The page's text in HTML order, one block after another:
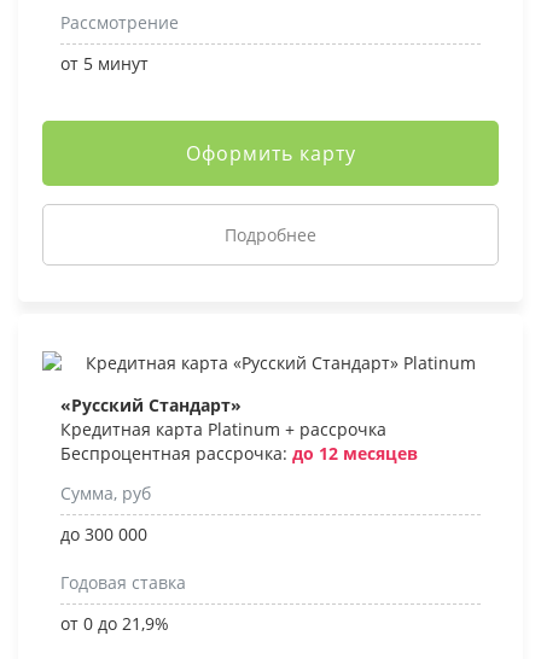
Рассмотрение
от 5 минут
Оформить карту
Подробнее
«Русский Стандарт»
Кредитная карта Platinum + рассрочка
Беспроцентная рассрочка: до 12 месяцев
Сумма, руб
до 300 000
Годовая ставка
от 0 до 21,9%